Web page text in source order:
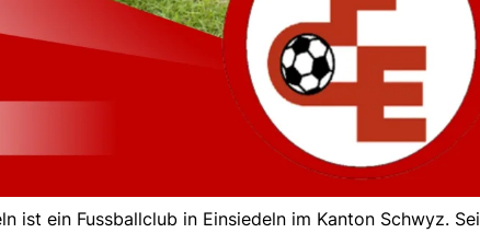
ist ein Fussballclub in Einsiedeln im Kanton Schwyz.